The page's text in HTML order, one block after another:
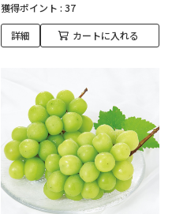
獲得ポイント : 37
詳細 カートに入れる